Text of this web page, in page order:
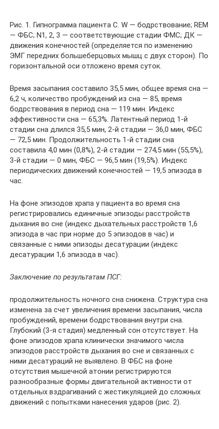
Рис. 1. Гипнограмма пациента С. W — бодрствование; REM
— ФБС; N1, 2, 3 — соответствующие стадии ФМС; ДК —
движения конечностей (определяется по изменению
ЭМГ передних большеберцовых мышц с двух сторон). По
горизонтальной оси отложено время суток.
Время засыпания составило 35,5 мин, общее время сна —
6,2 ч, количество пробуждений из сна — 85, время
бодрствования в период сна — 119 мин. Индекс
эффективности сна — 65,3%. Латентный период 1-й
стадии сна длился 35,5 мин, 2-й стадии — 36,0 мин, ФБС
— 72,5 мин. Продолжительность 1-й стадии сна
составила 4,0 мин (0,8%), 2-й стадии — 274,5 мин (55,5%),
3-й стадии — 0 мин, ФБС — 96,5 мин (19,5%). Индекс
периодических движений конечностей — 19,5 эпизода в
час.
На фоне эпизодов храпа у пациента во время сна
регистрировались единичные эпизоды расстройств
дыхания во сне (индекс дыхательных расстройств 1,6
эпизода в час при норме до 5 эпизодов в час) и
связанные с ними эпизоды десатурации (индекс
десатурации 1,6 эпизода в час).
Заключение по результатам ПСГ:
продолжительность ночного сна снижена. Структура сна
изменена за счет увеличения времени засыпания, числа
пробуждений, времени бодрствования внутри сна.
Глубокий (3-я стадия) медленный сон отсутствует. На
фоне эпизодов храпа клинически значимого числа
эпизодов расстройств дыхания во сне и связанных с
ними десатураций не выявлено. В ФБС на фоне
отсутствия мышечной атонии регистрируются
разнообразные формы двигательной активности от
отдельных вздрагиваний с жестикуляцией до сложных
движений с попытками нанесения ударов (рис. 2).